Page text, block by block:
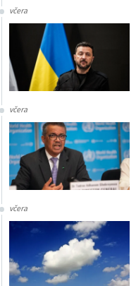
včera
včera
včera